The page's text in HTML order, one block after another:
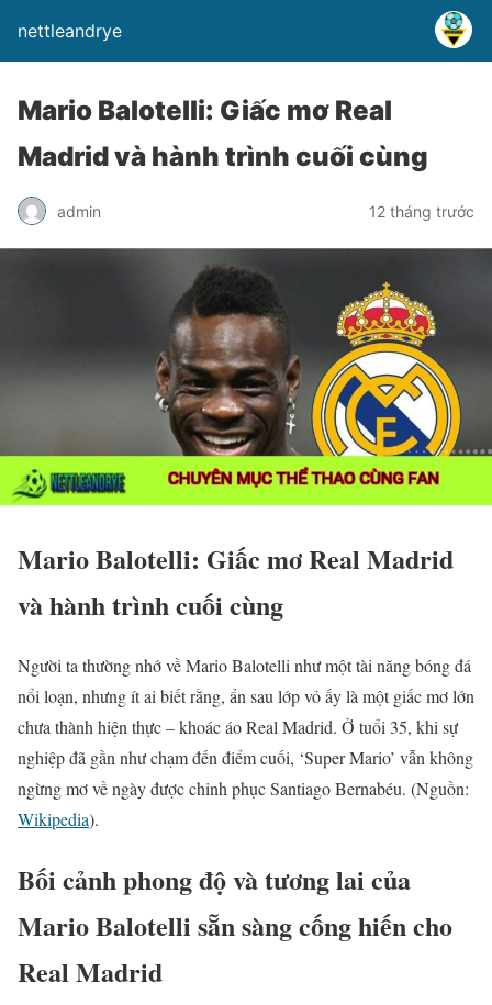
nettleandrye
Mario Balotelli: Giấc mơ Real
Madrid và hành trình cuối cùng
admin 12 tháng trước
Mario Balotelli: Giấc mơ Real Madrid
và hành trình cuối cùng
Người ta thường nhớ về Mario Balotelli như một tài năng bóng đá
nổi loạn, nhưng ít ai biết rằng, ẩn sau lớp vỏ ấy là một giấc mơ lớn
chưa thành hiện thực – khoác áo Real Madrid. Ở tuổi 35, khi sự
nghiệp đã gần như chạm đến điểm cuối, ‘Super Mario’ vẫn không
ngừng mơ về ngày được chinh phục Santiago Bernabéu. (Nguồn:
Wikipedia).
Bối cảnh phong độ và tương lai của
Mario Balotelli sẵn sàng cống hiến cho
Real Madrid